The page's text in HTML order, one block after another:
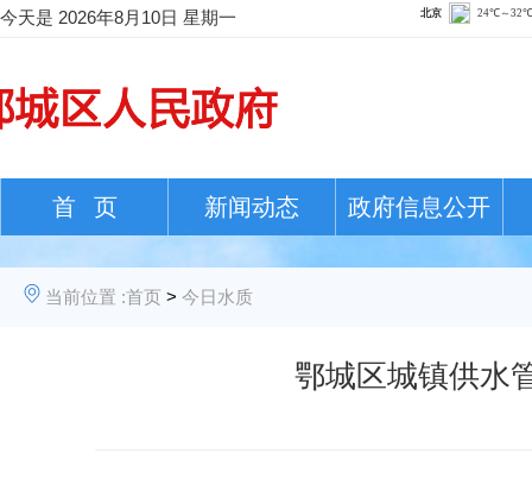
今天是 2026年8月10日 星期一
首 页 新闻动态 政府信息公开
当前位置 :首页 > 今日水质
鄂城区城镇供水